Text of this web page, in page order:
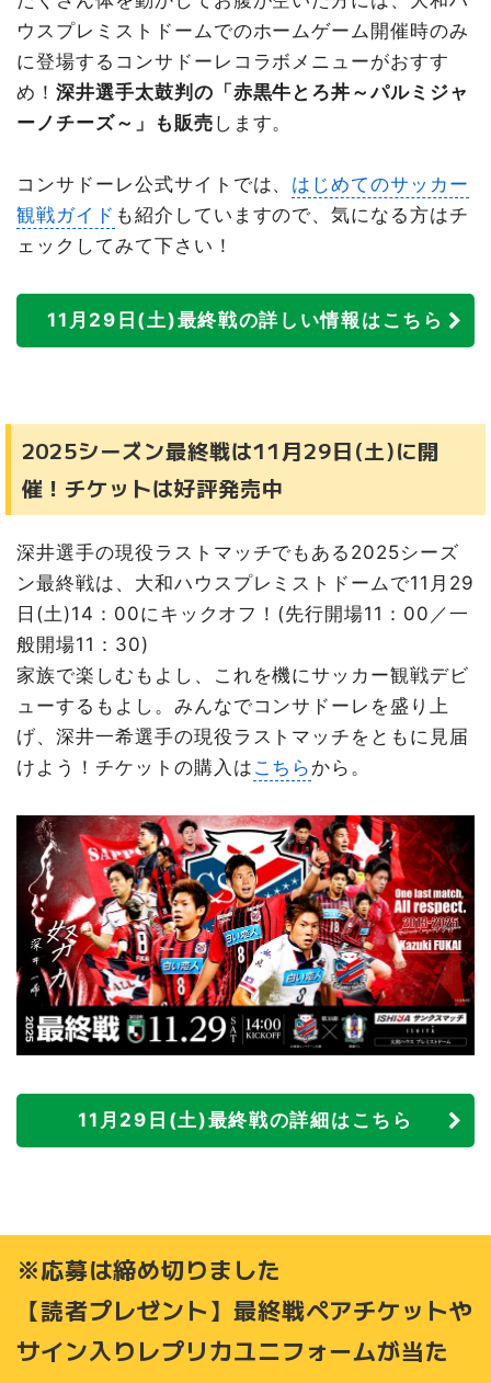
ウスプレミストドームでのホームゲーム開催時のみ
に登場するコンサドーレコラボメニューがおすす
め！ 深井選手太鼓判の「赤黒牛とろ丼～パルミジャ
ーノチーズ～」も販売 します。
コンサドーレ公式サイトでは、 はじめてのサッカー
観戦ガイド も紹介していますので、気になる方はチ
ェックしてみて下さい！
11月29日(土)最終戦の詳しい情報はこちら
2025シーズン最終戦は11月29日(土)に開
催！チケットは好評発売中
深井選手の現役ラストマッチでもある2025シーズ
ン最終戦は、大和ハウスプレミストドームで11月29
日(土)14：00にキックオフ！(先行開場11：00／一
般開場11：30)
家族で楽しむもよし、これを機にサッカー観戦デビ
ューするもよし。みんなでコンサドーレを盛り上
げ、深井一希選手の現役ラストマッチをともに見届
けよう！チケットの購入は こちら から。
11月29日(土)最終戦の詳細はこちら
※応募は締め切りました
【読者プレゼント】最終戦ペアチケットや
サイン入りレプリカユニフォームが当た